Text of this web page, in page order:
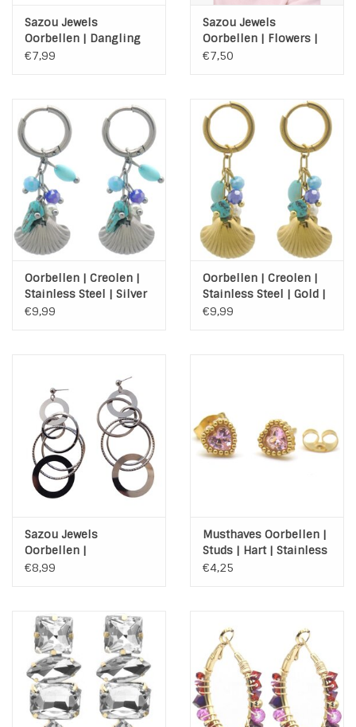
Sazou Jewels
Oorbellen | Dangling
Heart | Gold
€7,99
Sazou Jewels
Oorbellen | Flowers |
Silver
€7,50
Oorbellen | Creolen |
Stainless Steel | Silver
| Schelp | Blue
€9,99
Oorbellen | Creolen |
Stainless Steel | Gold |
Schelp | Blue
€9,99
Sazou Jewels
Oorbellen |
Oorhangers |
€8,99
Musthaves Oorbellen |
Studs | Hart | Stainless
Steel | Gold | Pink
€4,25